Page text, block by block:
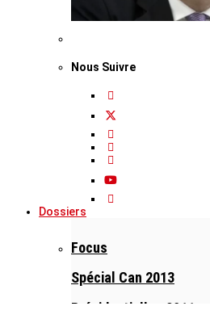
Nous Suivre
Dossiers
Focus
Spécial Can 2013
Présidentielles 2011